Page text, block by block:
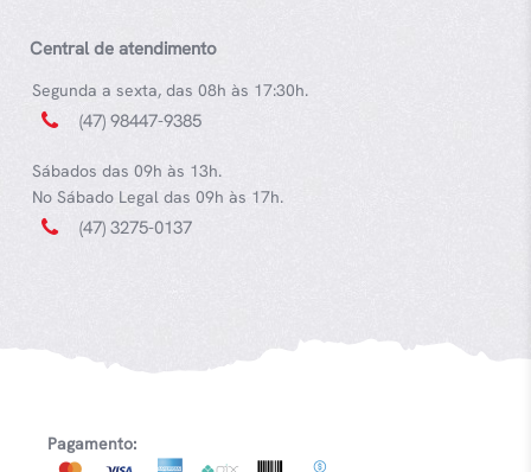
Central de atendimento
Segunda a sexta, das 08h às 17:30h.
(47) 98447-9385
Sábados das 09h às 13h.
No Sábado Legal das 09h às 17h.
(47) 3275-0137
Pagamento: